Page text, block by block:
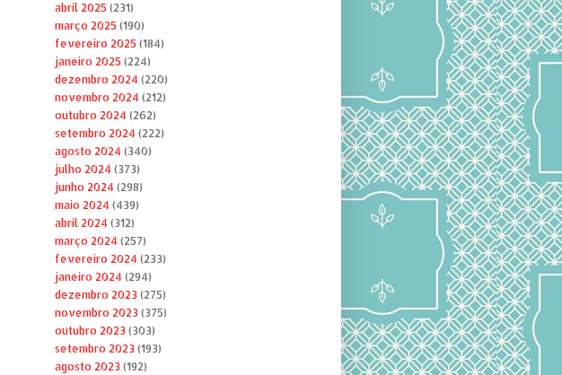
abril 2025 (231)
março 2025 (190)
fevereiro 2025 (184)
janeiro 2025 (224)
dezembro 2024 (220)
novembro 2024 (212)
outubro 2024 (262)
setembro 2024 (222)
agosto 2024 (340)
julho 2024 (373)
junho 2024 (298)
maio 2024 (439)
abril 2024 (312)
março 2024 (257)
fevereiro 2024 (233)
janeiro 2024 (294)
dezembro 2023(275)
novembro 2023(375)
outubro 2023(303)
setembro 2023(193)
agosto 2023(192)